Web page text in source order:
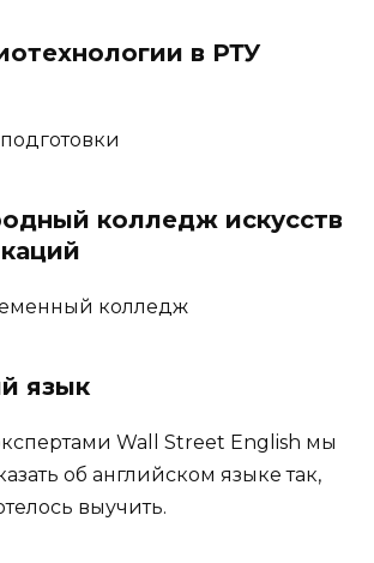
в РТУ
колледж искусств
колледж
язык
Wall Street English мы
об английском языке так,
выучить.